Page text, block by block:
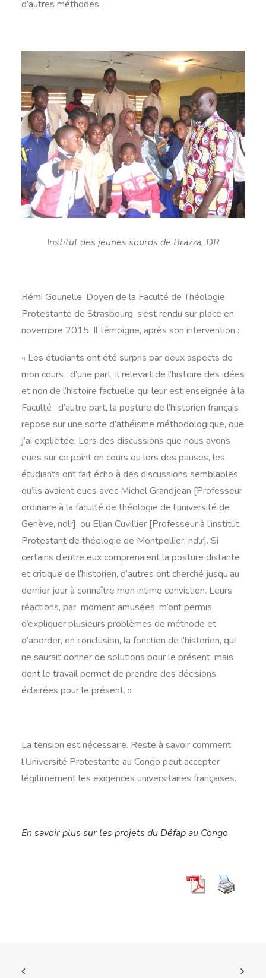
d’autres méthodes.
Institut des jeunes sourds de Brazza, DR
Rémi Gounelle, Doyen de la Faculté de Théologie
Protestante de Strasbourg, s’est rendu sur place en
novembre 2015. Il témoigne, après son intervention :
« Les étudiants ont été surpris par deux aspects de
mon cours : d’une part, il relevait de l’histoire des idées
et non de l’histoire factuelle qui leur est enseignée à la
Faculté ; d’autre part, la posture de l’historien français
repose sur une sorte d’athéisme méthodologique, que
j’ai explicitée. Lors des discussions que nous avons
eues sur ce point en cours ou lors des pauses, les
étudiants ont fait écho à des discussions semblables
qu’ils avaient eues avec Michel Grandjean [Professeur
ordinaire à la faculté de théologie de l’université de
Genève, ndlr], ou Elian Cuvillier [Professeur à l’institut
Protestant de théologie de Montpellier, ndlr]. Si
certains d’entre eux comprenaient la posture distante
et critique de l’historien, d’autres ont cherché jusqu’au
dernier jour à connaître mon intime conviction. Leurs
réactions, par moment amusées, m’ont permis
d’expliquer plusieurs problèmes de méthode et
d’aborder, en conclusion, la fonction de l’historien, qui
ne saurait donner de solutions pour le présent, mais
dont le travail permet de prendre des décisions
éclairées pour le présent. »
La tension est nécessaire. Reste à savoir comment
l’Université Protestante au Congo peut accepter
légitimement les exigences universitaires françaises.
En savoir plus sur les projets du Défap au Congo